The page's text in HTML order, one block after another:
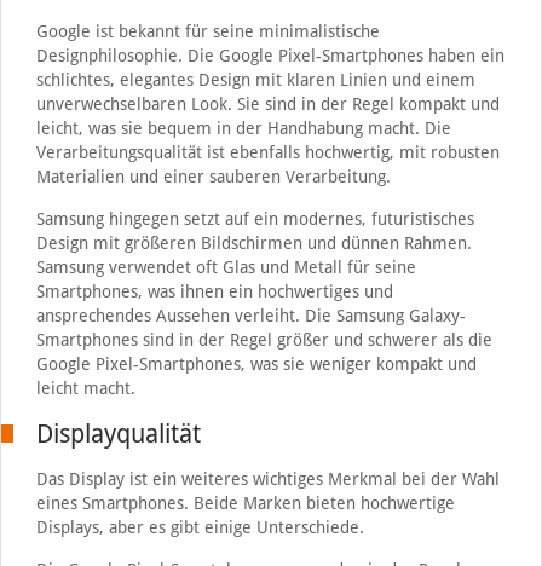
Google ist bekannt für seine minimalistische
Designphilosophie. Die Google Pixel-Smartphones haben ein
schlichtes, elegantes Design mit klaren Linien und einem
unverwechselbaren Look. Sie sind in der Regel kompakt und
leicht, was sie bequem in der Handhabung macht. Die
Verarbeitungsqualität ist ebenfalls hochwertig, mit robusten
Materialien und einer sauberen Verarbeitung.
Samsung hingegen setzt auf ein modernes, futuristisches
Design mit größeren Bildschirmen und dünnen Rahmen.
Samsung verwendet oft Glas und Metall für seine
Smartphones, was ihnen ein hochwertiges und
ansprechendes Aussehen verleiht. Die Samsung Galaxy-
Smartphones sind in der Regel größer und schwerer als die
Google Pixel-Smartphones, was sie weniger kompakt und
leicht macht.
Displayqualität
Das Display ist ein weiteres wichtiges Merkmal bei der Wahl
eines Smartphones. Beide Marken bieten hochwertige
Displays, aber es gibt einige Unterschiede.